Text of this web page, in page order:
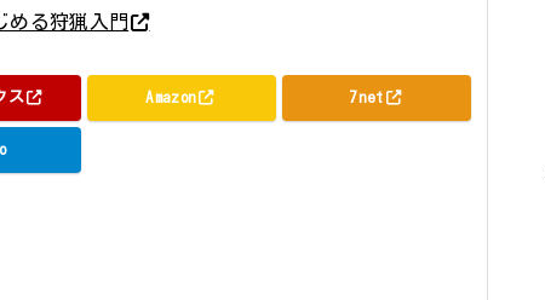
める狩猟入門
ス Amazon 7net